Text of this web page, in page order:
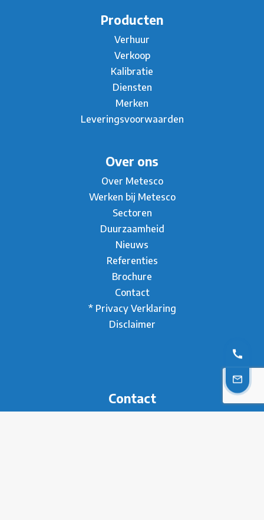
Producten
Verhuur
Verkoop
Kalibratie
Diensten
Merken
Leveringsvoorwaarden
Over ons
Over Metesco
Werken bij Metesco
Sectoren
Duurzaamheid
Nieuws
Referenties
Brochure
Contact
* Privacy Verklaring
Disclaimer
Contact